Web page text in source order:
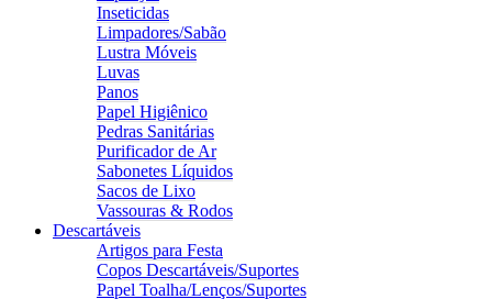
Inseticidas
Limpadores/Sabão
Lustra Móveis
Luvas
Panos
Papel Higiênico
Pedras Sanitárias
Purificador de Ar
Sabonetes Líquidos
Sacos de Lixo
Vassouras & Rodos
Descartáveis
Artigos para Festa
Copos Descartáveis/Suportes
Papel Toalha/Lenços/Suportes